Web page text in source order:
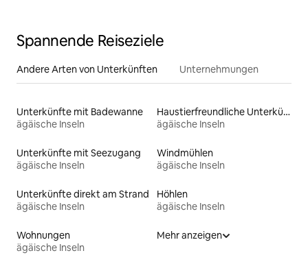
Spannende Reiseziele
Andere Arten von Unterkünften Unternehmungen
Unterkünfte mit Badewanne
ägäische Inseln
Haustierfreundliche Unterkünfte
ägäische Inseln
Unterkünfte mit Seezugang
ägäische Inseln
Windmühlen
ägäische Inseln
Unterkünfte direkt am Strand
ägäische Inseln
Höhlen
ägäische Inseln
Wohnungen
ägäische Inseln
Mehr anzeigen